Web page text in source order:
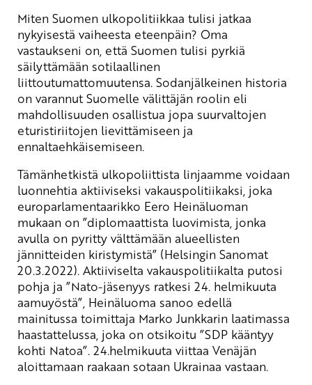
Miten Suomen ulkopolitiikkaa tulisi jatkaa
nykyisestä vaiheesta eteenpäin? Oma
vastaukseni on, että Suomen tulisi pyrkiä
säilyttämään sotilaallinen
liittoutumattomuutensa. Sodanjälkeinen historia
on varannut Suomelle välittäjän roolin eli
mahdollisuuden osallistua jopa suurvaltojen
eturistiriitojen lievittämiseen ja
ennaltaehkäisemiseen.
Tämänhetkistä ulkopoliittista linjaamme voidaan
luonnehtia aktiiviseksi vakauspolitiikaksi, joka
europarlamentaarikko Eero Heinäluoman
mukaan on ”diplomaattista luovimista, jonka
avulla on pyritty välttämään alueellisten
jännitteiden kiristymistä” (Helsingin Sanomat
20.3.2022). Aktiiviselta vakauspolitiikalta putosi
pohja ja ”Nato-jäsenyys ratkesi 24. helmikuuta
aamuyöstä”, Heinäluoma sanoo edellä
mainitussa toimittaja Marko Junkkarin laatimassa
haastattelussa, joka on otsikoitu ”SDP kääntyy
kohti Natoa”. 24.helmikuuta viittaa Venäjän
aloittamaan raakaan sotaan Ukrainaa vastaan.